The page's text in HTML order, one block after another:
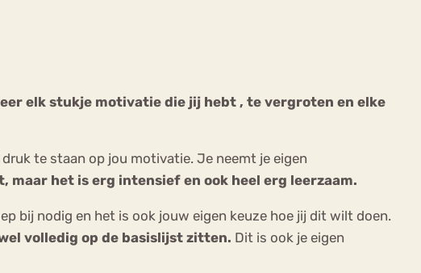
elk stukje motivatie die jij hebt , te vergroten en elke
te staan op jou motivatie. Je neemt je eigen
maar het is erg intensief en ook heel erg leerzaam.
bij nodig en het is ook jouw eigen keuze hoe jij dit wilt doen.
volledig op de basislijst zitten. Dit is ook je eigen